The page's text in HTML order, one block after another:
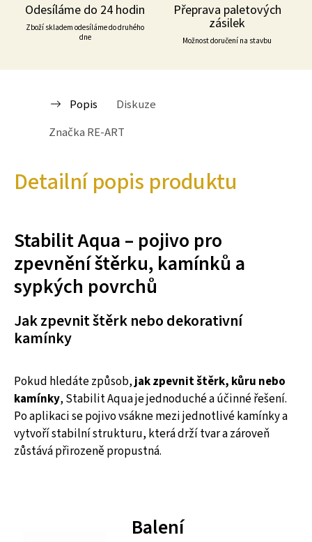
Odesíláme do 24 hodin
Zboží skladem odesíláme do druhého
dne
Přeprava paletových
zásilek
Možnost doručení na stavbu
Popis
Diskuze
Značka RE-ART
Detailní popis produktu
Stabilit Aqua – pojivo pro
zpevnění štěrku, kamínků a
sypkých povrchů
Jak zpevnit štěrk nebo dekorativní
kamínky
Pokud hledáte způsob,jak zpevnit štěrk, kůru nebo
kamínky, Stabilit Aqua je jednoduché a účinné řešení.
Po aplikaci se pojivo vsákne mezi jednotlivé kamínky a
vytvoří stabilní strukturu, která drží tvar a zároveň
zůstává přirozeně propustná.
Balení